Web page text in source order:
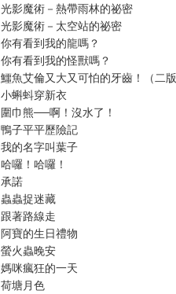
光影魔術－熱帶雨林的祕密
光影魔術－太空站的祕密
你有看到我的龍嗎？
你有看到我的怪獸嗎？
鱷魚艾倫又大又可怕的牙齒！（二
小蝌蚪穿新衣
圍巾熊──啊！沒水了！
鴨子平平歷險記
我的名字叫葉子
哈囉！哈囉！
承諾
蟲蟲捉迷藏
跟著路線走
阿寶的生日禮物
螢火蟲晚安
媽咪瘋狂的一天
荷塘月色